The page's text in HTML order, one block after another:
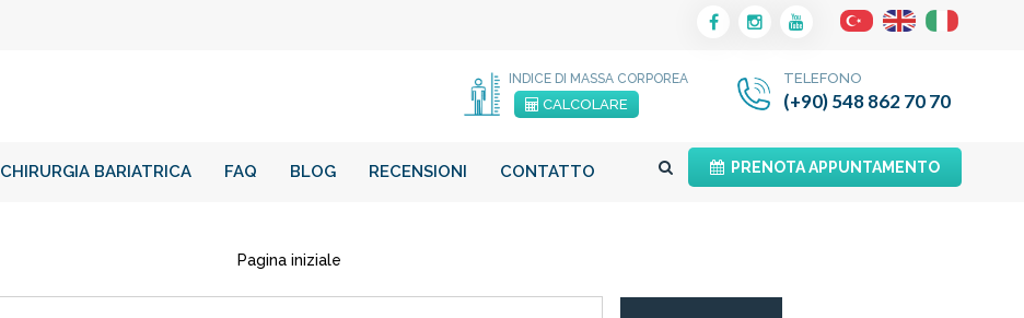
INDICE DI MASSA CORPOREA
CALCOLARE
TELEFONO
(+90) 548 862 70 70
CHIRURGIA BARIATRICA FAQ BLOG RECENSIONI CONTATTO PRENOTA APPUNTAMENTO
Pagina iniziale